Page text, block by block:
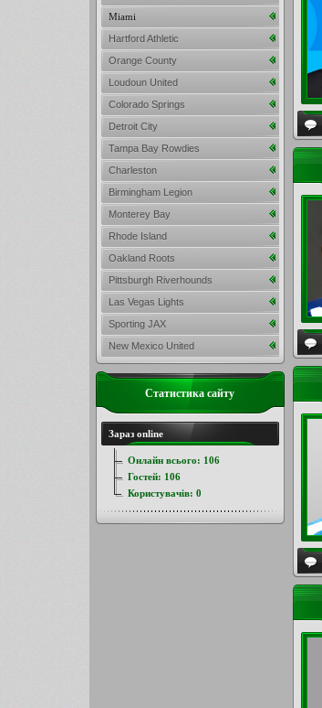
Miami
Hartford Athletic
Orange County
Loudoun United
Colorado Springs
Detroit City
Tampa Bay Rowdies
Charleston
Birmingham Legion
Monterey Bay
Rhode Island
Oakland Roots
Pittsburgh Riverhounds
Las Vegas Lights
Sporting JAX
New Mexico United
Статистика сайту
Зараз online
Онлайн всього: 106
Гостей: 106
Користувачів: 0